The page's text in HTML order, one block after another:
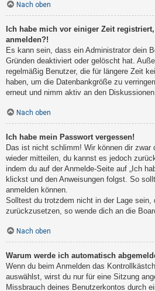
Nach oben
Ich habe mich vor einiger Zeit
anmelden?!
Es kann sein, dass ein Administrator dein
Gründen deaktiviert oder gelöscht hat.
regelmäßig Benutzer, die für längere Zeit
haben, um die Datenbankgröße zu
erneut und nimm aktiv an den
Nach oben
Ich habe mein Passwort vergessen!
Das ist nicht schlimm! Wir können dir zwar
wieder mitteilen, du kannst es jedoch
indem du auf der Anmelde-Seite auf „Ich
klickst und den Anweisungen folgst. So
anmelden können.
Solltest du trotzdem nicht in der Lage sein,
zurückzusetzen, so wende dich an die
Nach oben
Warum werde ich automatisch
Wenn du beim Anmelden das
auswählst, wirst du nur für eine Sitzung
Missbrauch deines Benutzerkontos durch